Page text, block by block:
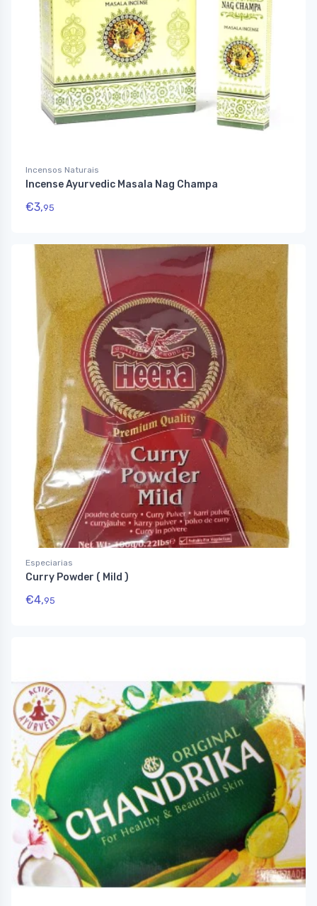
Incensos Naturais
Incense Ayurvedic Masala Nag Champa
€3,95
Especiarias
Curry Powder ( Mild )
€4,95